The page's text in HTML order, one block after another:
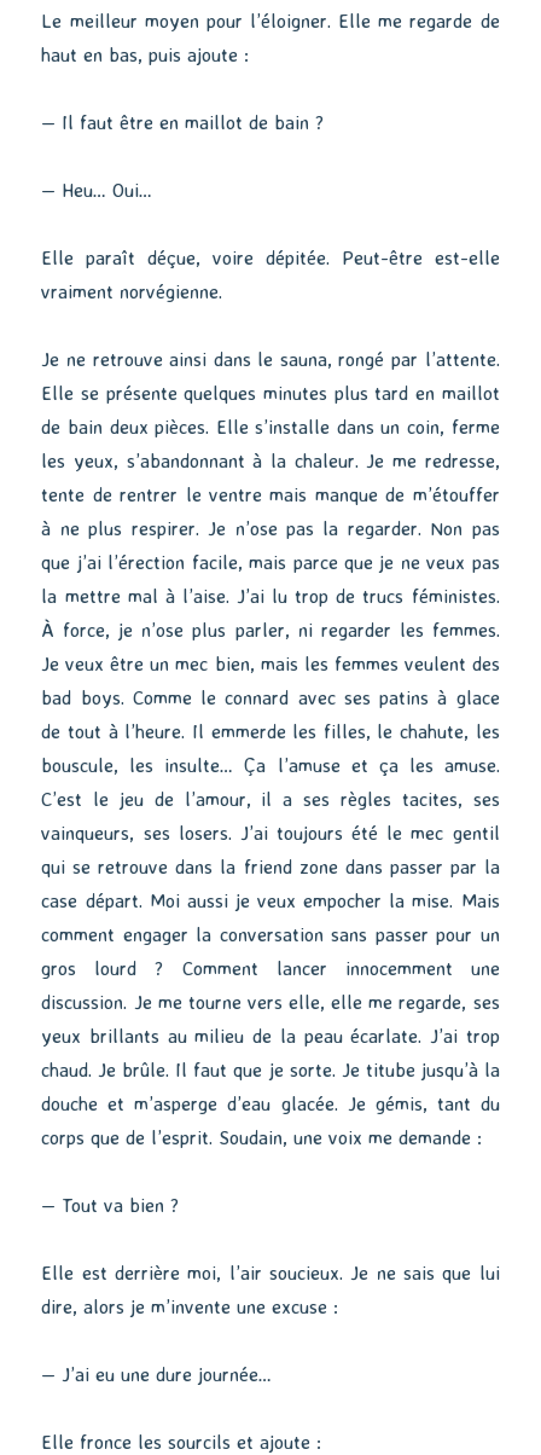
Le meilleur moyen pour l’éloigner. Elle me regarde de
haut en bas, puis ajoute :
— Il faut être en maillot de bain ?
— Heu… Oui…
Elle paraît déçue, voire dépitée. Peut-être est-elle
vraiment norvégienne.
Je ne retrouve ainsi dans le sauna, rongé par l’attente.
Elle se présente quelques minutes plus tard en maillot
de bain deux pièces. Elle s’installe dans un coin, ferme
les yeux, s’abandonnant à la chaleur. Je me redresse,
tente de rentrer le ventre mais manque de m’étouffer
à ne plus respirer. Je n’ose pas la regarder. Non pas
que j’ai l’érection facile, mais parce que je ne veux pas
la mettre mal à l’aise. J’ai lu trop de trucs féministes.
À force, je n’ose plus parler, ni regarder les femmes.
Je veux être un mec bien, mais les femmes veulent des
bad boys. Comme le connard avec ses patins à glace
de tout à l’heure. Il emmerde les filles, le chahute, les
bouscule, les insulte… Ça l’amuse et ça les amuse.
C’est le jeu de l’amour, il a ses règles tacites, ses
vainqueurs, ses losers. J’ai toujours été le mec gentil
qui se retrouve dans la friend zone dans passer par la
case départ. Moi aussi je veux empocher la mise. Mais
comment engager la conversation sans passer pour un
gros lourd ? Comment lancer innocemment une
discussion. Je me tourne vers elle, elle me regarde, ses
yeux brillants au milieu de la peau écarlate. J’ai trop
chaud. Je brûle. Il faut que je sorte. Je titube jusqu’à la
douche et m’asperge d’eau glacée. Je gémis, tant du
corps que de l’esprit. Soudain, une voix me demande :
— Tout va bien ?
Elle est derrière moi, l’air soucieux. Je ne sais que lui
dire, alors je m’invente une excuse :
— J’ai eu une dure journée…
Elle fronce les sourcils et ajoute :